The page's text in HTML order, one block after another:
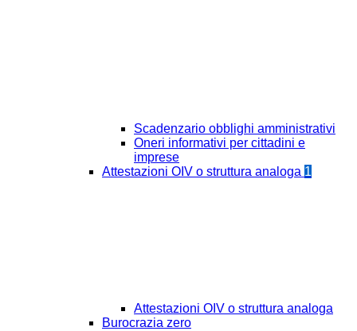
Scadenzario obblighi amministrativi
Oneri informativi per cittadini e
imprese
Attestazioni OIV o struttura analoga 1
Attestazioni OIV o struttura analoga
Burocrazia zero